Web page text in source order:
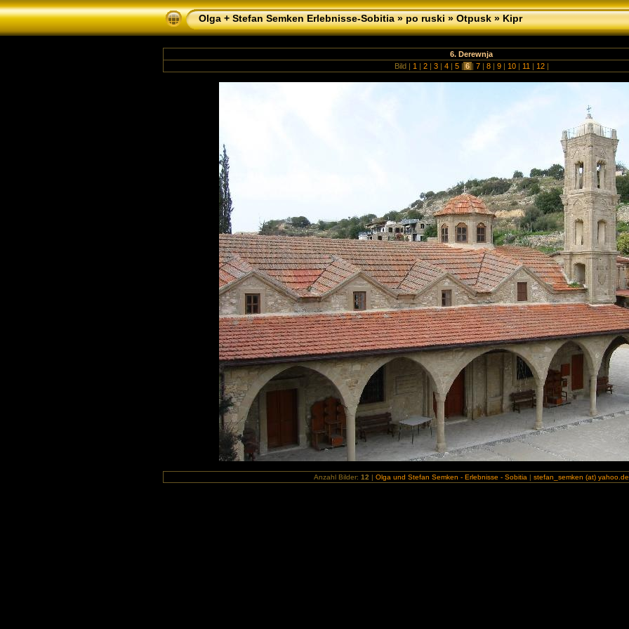
Olga + Stefan Semken Erlebnisse-Sobitia»po ruski»Otpusk»Kipr
6. Derewnja
Bild | 1 | 2 | 3 | 4 | 5 | 6 | 7 | 8 | 9 | 10 | 11 | 12 |
Anzahl Bilder:12 |Olga und Stefan Semken - Erlebnisse - Sobitia |stefan_semken (at) yahoo.de